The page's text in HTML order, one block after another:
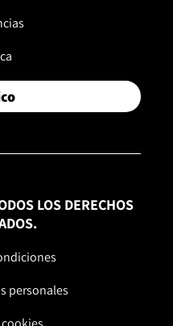
LOS DERECHOS
personales